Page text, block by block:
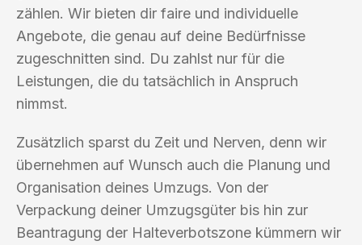
zählen. Wir bieten dir faire und individuelle
Angebote, die genau auf deine Bedürfnisse
zugeschnitten sind. Du zahlst nur für die
Leistungen, die du tatsächlich in Anspruch
nimmst.
Zusätzlich sparst du Zeit und Nerven, denn wir
übernehmen auf Wunsch auch die Planung und
Organisation deines Umzugs. Von der
Verpackung deiner Umzugsgüter bis hin zur
Beantragung der Halteverbotszone kümmern wir